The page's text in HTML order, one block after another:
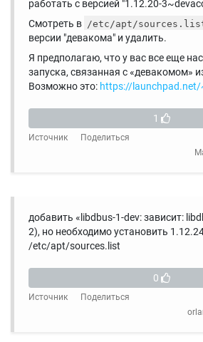
работать с версией "1.12.20-
Смотреть в /etc/apt/
версии "девакома" и удалить.
Я предполагаю, что у вас все еще
запуска, связанная с «девакомом»
Возможно это: https://
1
Источник
Поделиться
добавить «libdbus-1-dev: зависит:
2), но необходимо установить
/etc/apt/sources.list
0
Источник
Поделиться